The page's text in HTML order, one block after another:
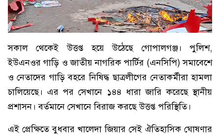
সকাল থেকেই উত্তপ্ত হয়ে উঠেছে গোপালগঞ্জ। পুলিশ,
ইউএনওর গাড়ি ও জাতীয় নাগরিক পার্টির (এনসিপি) সমাবেশে
ও নেতাদের গাড়ি বহরে নিষিদ্ধ ছাত্রলীগের নেতাকর্মীরা হামলা
চালিয়েছে। এর পর সেখানে ১৪৪ ধারা জারি করেছে স্থানীয়
প্রশাসন। বর্তমানে সেখানে বিরাজ করছে উত্তপ্ত পরিস্থিতি।
এই প্রেক্ষিতে বুধবার খালেদা জিয়ার সেই ঐতিহাসিক ঘোষণার